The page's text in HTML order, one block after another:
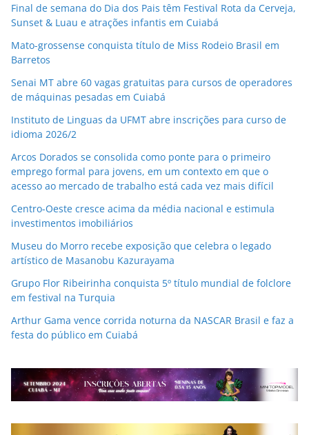
Final de semana do Dia dos Pais têm Festival Rota da Cerveja,
Sunset & Luau e atrações infantis em Cuiabá
Mato-grossense conquista título de Miss Rodeio Brasil em
Barretos
Senai MT abre 60 vagas gratuitas para cursos de operadores
de máquinas pesadas em Cuiabá
Instituto de Linguas da UFMT abre inscrições para curso de
idioma 2026/2
Arcos Dorados se consolida como ponte para o primeiro
emprego formal para jovens, em um contexto em que o
acesso ao mercado de trabalho está cada vez mais difícil
Centro-Oeste cresce acima da média nacional e estimula
investimentos imobiliários
Museu do Morro recebe exposição que celebra o legado
artístico de Masanobu Kazurayama
Grupo Flor Ribeirinha conquista 5º título mundial de folclore
em festival na Turquia
Arthur Gama vence corrida noturna da NASCAR Brasil e faz a
festa do público em Cuiabá